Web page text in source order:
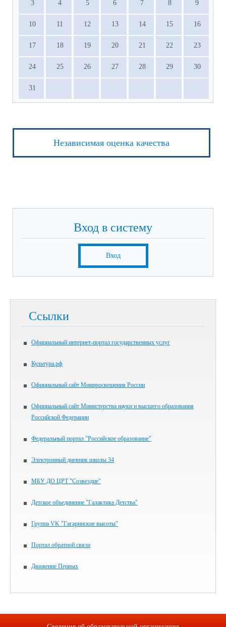
3 4 5 6 7 8 9
10 11 12 13 14 15 16
17 18 19 20 21 22 23
24 25 26 27 28 29 30
31
Независимая оценка качества
Вход в систему
Вход
Ссылки
Официальный интернет-портал государственных услуг
Культура.рф
Официальный сайт Минпросвещения России
Официальный сайт Министерства науки и высшего образования
Российской Федерации
Федеральный портал "Российское образование"
Электронный дневник школы 34
МБУ ДО ЦРТ "Созвездие"
Детское объединение "Галактика Детства"
Группа VK "Гагаринские высоты"
Портал обратной связи
Движение Первых